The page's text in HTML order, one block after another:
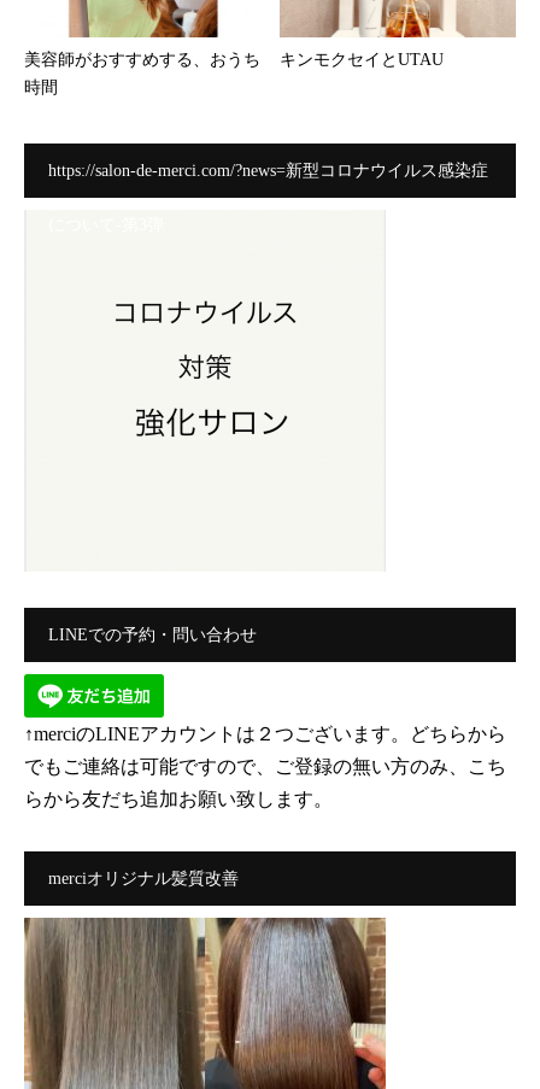
美容師がおすすめする、おうち
時間
キンモクセイとUTAU
https://salon-de-merci.com/?news=新型コロナウイルス感染症
LINEでの予約・問い合わせ
↑merciのLINEアカウントは２つございます。どちらから
でもご連絡は可能ですので、ご登録の無い方のみ、こち
らから友だち追加お願い致します。
merciオリジナル髪質改善